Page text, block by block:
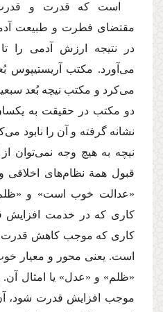
‌است كه قدرت و
مقتضای فطرت و طبیعت
در نتیجه ارزش آدمی را تا
می‌آورد. مكتب ‌آریستیپوس‌
می‌كرد و مكتب نیچه بُعد
دو مكتب در حقیقت به
نشانه گرفته و آن را نابود
‌نیچه‌ به هیچ وجه نمی‌توان
قبول همة‌ نظام‌های
«عدالت خوب است» و
كاری كه در خدمت افزایش
كاری كه موجب كاهش قدرت و
است. یعنی محور و معیار
«ظلم» و «عدل» یا امثال آن.
موجب افزایش قدرت شود،